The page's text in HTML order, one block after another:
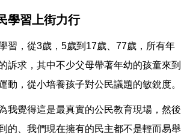
學習上街力行
習，從3歲，5歲到17歲、77歲，所有年
訴求，其中不少父母帶著年幼的孩童來到
動，從小培養孩子對公民議題的敏銳度。
我覺得這是最真實的公民教育現場，然後
的、我們現在擁有的民主都不是輕而易舉